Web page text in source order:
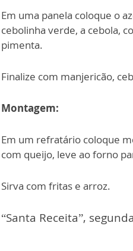
Em uma panela coloque o
cebolinha verde, a cebola,
pimenta.
Finalize com manjericão,
Montagem:
Em um refratário coloque
com queijo, leve ao forno
Sirva com fritas e arroz.
“Santa Receita”,